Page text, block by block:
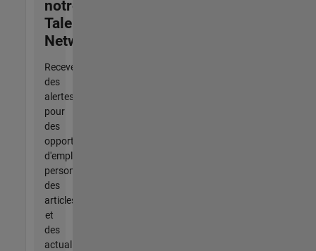
notre
Talent
Network
Recevez
des
alertes
pour
des
opportunités
d'emploi
personnalisées,
des
articles
et
des
actualités